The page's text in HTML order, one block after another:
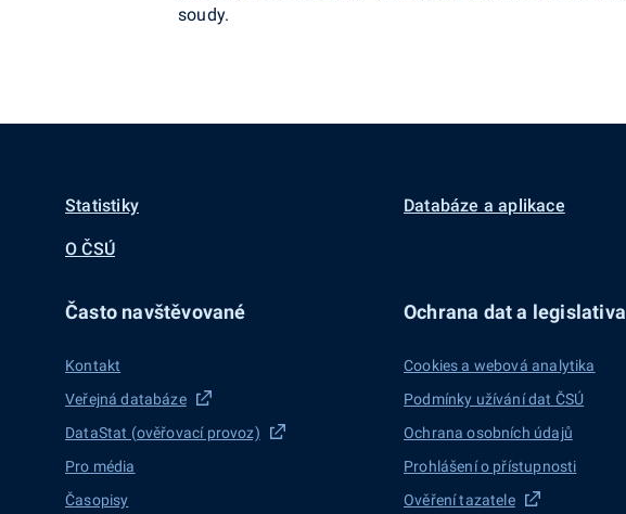
soudy.
Statistiky Databáze a aplikace
O ČSÚ
Často navštěvované
Kontakt
Veřejná databáze
DataStat (ověřovací provoz)
Pro média
Časopisy
Ochrana dat a legislativa
Cookies a webová analytika
Podmínky užívání dat ČSÚ
Ochrana osobních údajů
Prohlášení o přístupnosti
Ověření tazatele